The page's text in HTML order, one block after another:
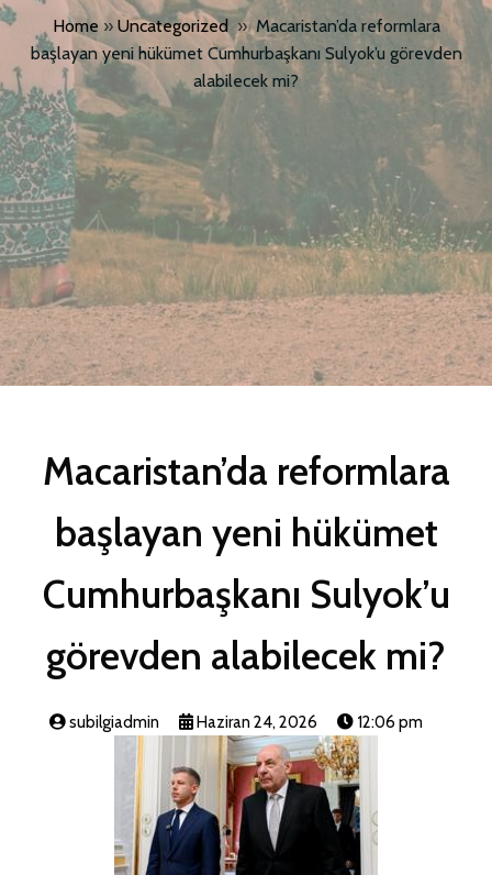
Home» Uncategorized » Macaristan’da reformlara
başlayan yeni hükümet Cumhurbaşkanı Sulyok’u görevden
alabilecek mi?
Macaristan’da reformlara
başlayan yeni hükümet
Cumhurbaşkanı Sulyok’u
görevden alabilecek mi?
subilgiadmin Haziran 24, 2026 12:06 pm